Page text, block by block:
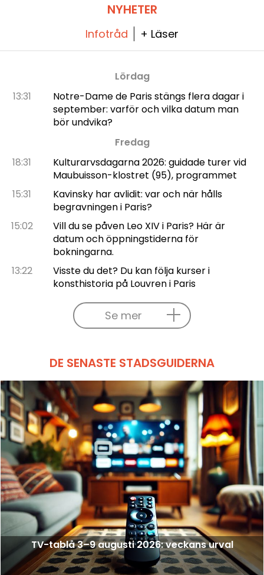
NYHETER
Infotråd + Läser
Lördag
13:31
Notre-Dame de Paris stängs flera dagar i
september: varför och vilka datum man
bör undvika?
Fredag
18:31
Kulturarvsdagarna 2026: guidade turer vid
Maubuisson-klostret (95), programmet
15:31
Kavinsky har avlidit: var och när hålls
begravningen i Paris?
15:02
Vill du se påven Leo XIV i Paris? Här är
datum och öppningstiderna för
bokningarna.
13:22
Visste du det? Du kan följa kurser i
konsthistoria på Louvren i Paris
Se mer
DE SENASTE STADSGUIDERNA
TV-tablå 3–9 augusti 2026: veckans urval